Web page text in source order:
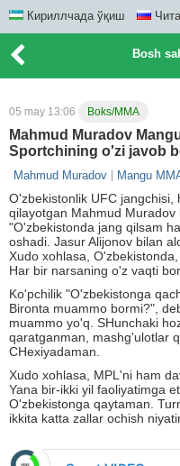
Кириллчада ўқиш
Bosh
05 may 13:06 Boks/MMA
Mahmud Muradov
Sportchining o'zi javob
Mahmud Muradov Mangu
O'zbekistonlik UFC
qilayotgan Mahmud Muradov
"O'zbekistonda jang qilsam
oshadi. Jasur Alijonov bilan
Xudo xohlasa,
Har bir narsaning o'z vaqti bor.
Ko'pchilik "O'zbekistonga
Bironta muammo bormi?",
muammo yo'q. SHunchaki
qaratganman, mashg'ulotlar
CHexiyadaman.
Xudo xohlasa, MPL'ni ham
Yana bir-ikki yil faoliyatimga
O'zbekistonga qaytaman.
ikkita katta zallar ochish